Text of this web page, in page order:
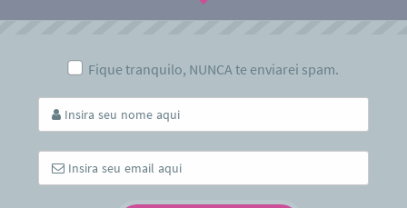
Fique tranquilo, NUNCA te enviarei spam.